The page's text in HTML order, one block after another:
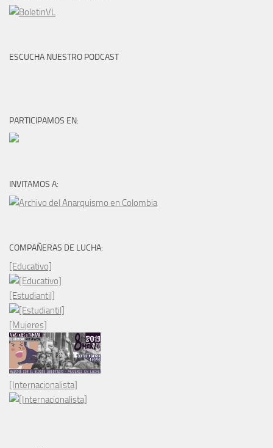
ESCUCHA NUESTRO PODCAST
PARTICIPAMOS EN:
INVITAMOS A:
COMPAÑERAS DE LUCHA:
[Educativo]
[Estudiantil]
[Mujeres]
[Internacionalista]